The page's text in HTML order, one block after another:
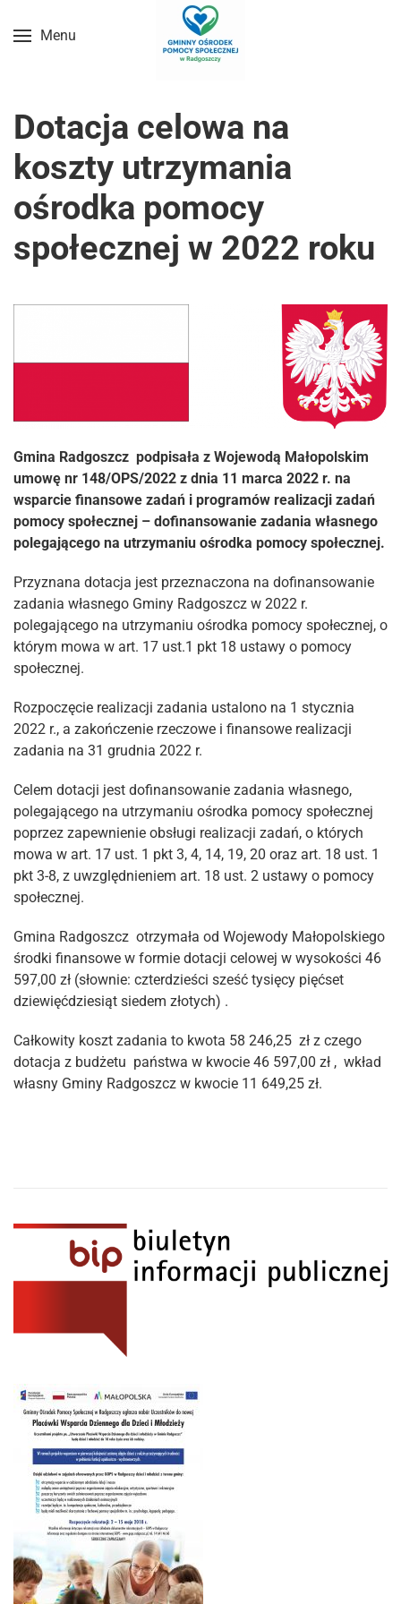
Przejdź do treści głównej
Menu
Dotacja celowa na
koszty utrzymania
ośrodka pomocy
społecznej w 2022 roku
Gmina Radgoszcz podpisała z Wojewodą Małopolskim
umowę nr 148/OPS/2022 z dnia 11 marca 2022 r. na
wsparcie finansowe zadań i programów realizacji zadań
pomocy społecznej – dofinansowanie zadania własnego
polegającego na utrzymaniu ośrodka pomocy społecznej.
Przyznana dotacja jest przeznaczona na dofinansowanie
zadania własnego Gminy Radgoszcz w 2022 r.
polegającego na utrzymaniu ośrodka pomocy społecznej, o
którym mowa w art. 17 ust.1 pkt 18 ustawy o pomocy
społecznej.
Rozpoczęcie realizacji zadania ustalono na 1 stycznia
2022 r., a zakończenie rzeczowe i finansowe realizacji
zadania na 31 grudnia 2022 r.
Celem dotacji jest dofinansowanie zadania własnego,
polegającego na utrzymaniu ośrodka pomocy społecznej
poprzez zapewnienie obsługi realizacji zadań, o których
mowa w art. 17 ust. 1 pkt 3, 4, 14, 19, 20 oraz art. 18 ust. 1
pkt 3-8, z uwzględnieniem art. 18 ust. 2 ustawy o pomocy
społecznej.
Gmina Radgoszcz otrzymała od Wojewody Małopolskiego
środki finansowe w formie dotacji celowej w wysokości 46
597,00 zł (słownie: czterdzieści sześć tysięcy pięćset
dziewięćdziesiąt siedem złotych) .
Całkowity koszt zadania to kwota 58 246,25 zł z czego
dotacja z budżetu państwa w kwocie 46 597,00 zł , wkład
własny Gminy Radgoszcz w kwocie 11 649,25 zł.